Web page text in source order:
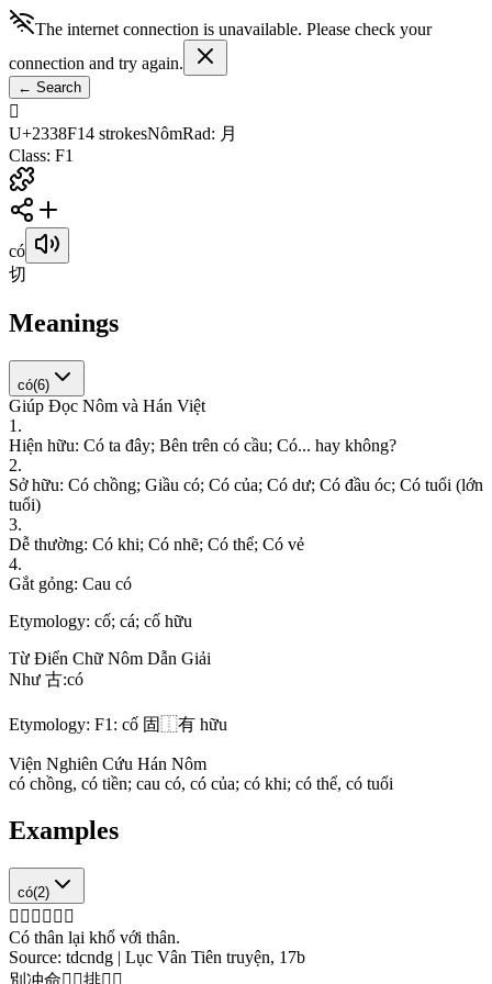
The internet connection is unavailable. Please check your
connection and try again.
← Search
𣎏
U+2338F14 strokesNômRad: 月
Class: F1
có
切
Meanings
có(6)
Giúp Đọc Nôm và Hán Việt
1 .
Hiện hữu: Có ta đây; Bên trên có cầu; Có... hay không?
2.
Sở hữu: Có chồng; Giầu có; Có của; Có dư; Có đầu óc; Có tuổi (lớn
tuổi)
3.
Dễ thường: Có khi; Có nhẽ; Có thể; Có vẻ
4.
Gắt gỏng: Cau có
Etymology: cố; cá; cố hữu
Từ Điển Chữ Nôm Dẫn Giải
Như 古:có
Etymology: F1: cố 固⿰有 hữu
Viện Nghiên Cứu Hán Nôm
có chồng, có tiền; cau có, có của; có khi; có thể, có tuổi
Examples
có(2)
𣎏 身 吏 𭝩 貝 身
Có thân lại khổ với thân.
Source: tdcndg | Lục Vân Tiên truyện, 17b
別 冲命𪟡 𣎏排𫇿 𱥭